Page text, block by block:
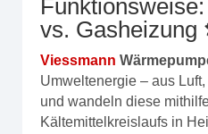
vs.
Viessmann
Umweltenergie – aus
und wandeln diese
Kältemittelkreislaufs in